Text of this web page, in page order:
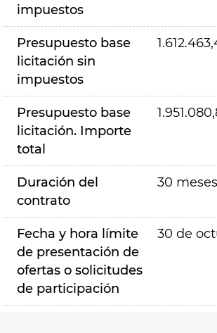
impuestos
Presupuesto base
licitación sin
impuestos
Presupuesto base
licitación. Importe
total
Duración del
contrato
30 meses
Fecha y hora límite
de presentación de
ofertas o solicitudes
de participación
30 de